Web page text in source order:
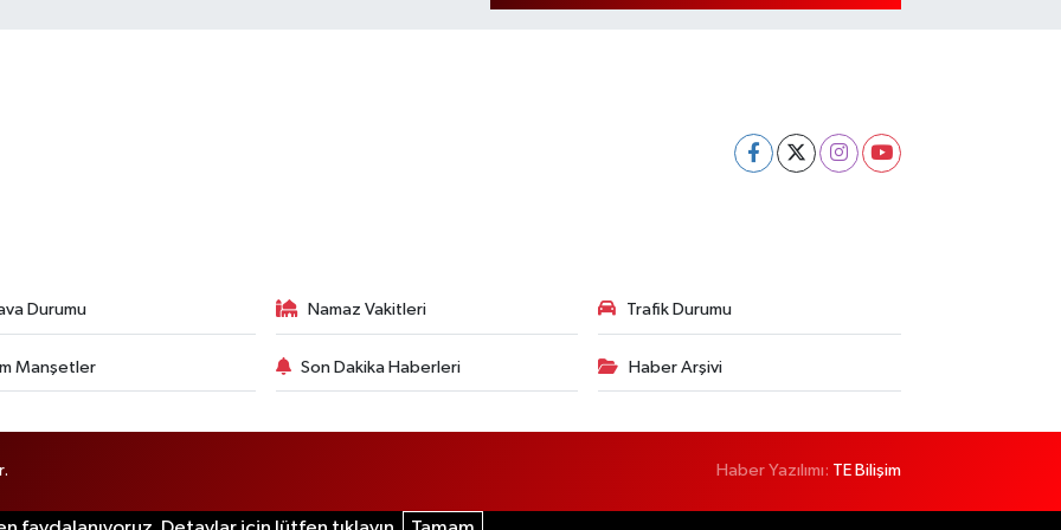
Durumu Namaz Vakitleri Trafik Durumu
Manşetler Son Dakika Haberleri Haber Arşivi
Haber Yazılımı: TE Bilişim